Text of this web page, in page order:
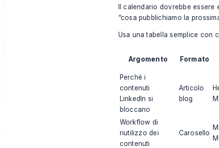
Il calendario dovrebbe essere
“cosa pubblichiamo la
Usa una tabella semplice con
Argomento Formato
Perché i
contenuti
LinkedIn si
bloccano
Articolo
blog
Workflow di
riutilizzo dei
contenuti
Carosello